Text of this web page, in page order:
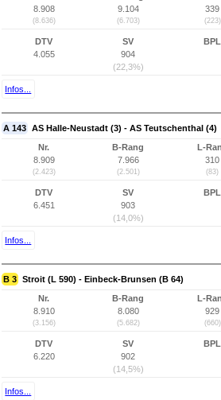
8.908
(8.636)
9.104
(6.703)
339
(223)
DTV
4.055
SV
904
(22,3%)
BPL
Infos...
A 143 AS Halle-Neustadt (3) - AS Teutschenthal (4)
Nr.
8.909
(2.423)
B-Rang
7.966
(2.501)
L-
310
(83)
DTV
6.451
SV
903
(14,0%)
BPL
Infos...
B 3 Stroit (L 590) - Einbeck-Brunsen (B 64)
Nr.
8.910
(3.156)
B-Rang
8.080
(5.682)
L-
929
(660)
DTV
6.220
SV
902
(14,5%)
BPL
Infos...